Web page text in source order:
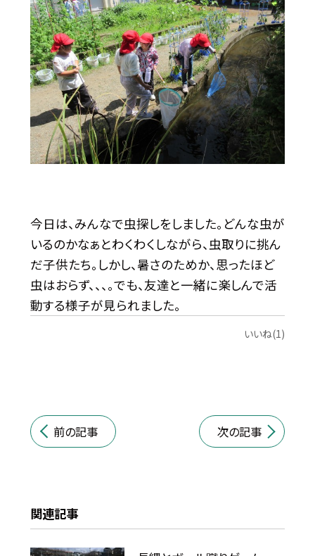
今日は、みんなで虫探しをしました。どんな虫が
いるのかなぁとわくわくしながら、虫取りに挑ん
だ子供たち。しかし、暑さのためか、思ったほど
虫はおらず、、、。でも、友達と一緒に楽しんで活
動する様子が見られました。
いいね(1)
前の記事 次の記事
関連記事